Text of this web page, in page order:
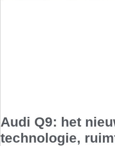
Audi Q9: het
technologie,